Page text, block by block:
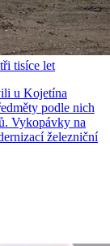
tisíce let
u Kojetína
podle nich
Vykopávky na
železniční